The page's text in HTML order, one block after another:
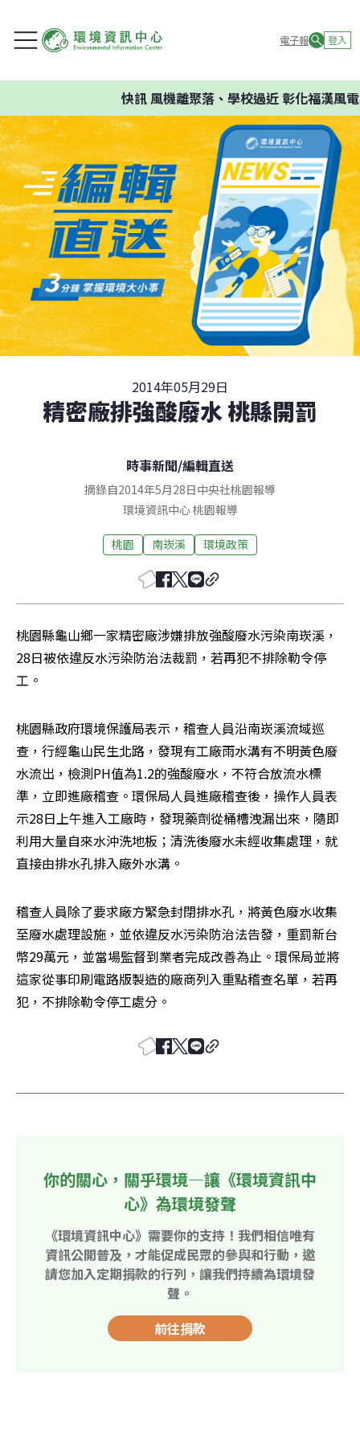
電子報 登入
快訊風機離聚落、學校過近 彰化福漢風電
2014年05月29日
精密廠排強酸廢水 桃縣開罰
時事新聞/編輯直送
摘錄自2014年5月28日中央社桃園報導
環境資訊中心桃園報導
桃園 南崁溪 環境政策
桃園縣龜山鄉一家精密廠涉嫌排放強酸廢水污染南崁溪，
28日被依違反水污染防治法裁罰，若再犯不排除勒令停
工。
桃園縣政府環境保護局表示，稽查人員沿南崁溪流域巡
查，行經龜山民生北路，發現有工廠雨水溝有不明黃色廢
水流出，檢測PH值為1.2的強酸廢水，不符合放流水標
準，立即進廠稽查。環保局人員進廠稽查後，操作人員表
示28日上午進入工廠時，發現藥劑從桶槽洩漏出來，隨即
利用大量自來水沖洗地板；清洗後廢水未經收集處理，就
直接由排水孔排入廠外水溝。
稽查人員除了要求廠方緊急封閉排水孔，將黃色廢水收集
至廢水處理設施，並依違反水污染防治法告發，重罰新台
幣29萬元，並當場監督到業者完成改善為止。環保局並將
這家從事印刷電路版製造的廠商列入重點稽查名單，若再
犯，不排除勒令停工處分。
你的關心，關乎環境—讓《環境資訊中
心》為環境發聲
《環境資訊中心》需要你的支持！我們相信唯有
資訊公開普及，才能促成民眾的參與和行動，邀
請您加入定期捐款的行列，讓我們持續為環境發
聲。
前往捐款